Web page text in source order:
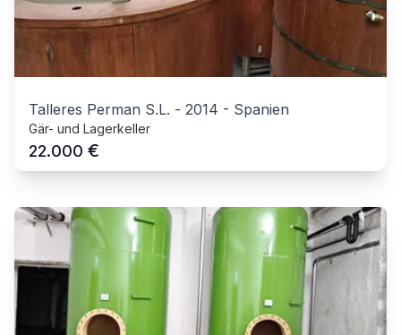
Talleres Perman S.L. - 2014 - Spanien
Gär- und Lagerkeller
22.000 €